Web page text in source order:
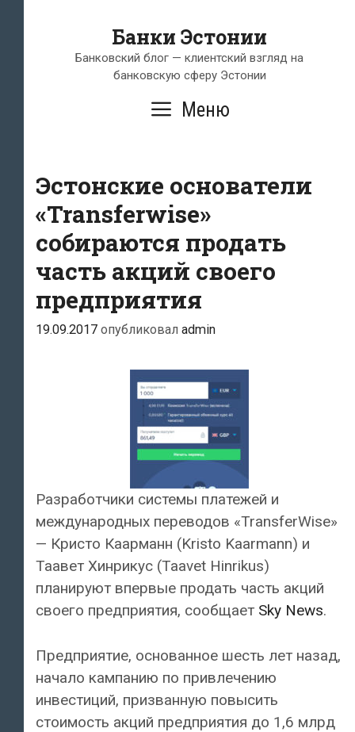
Банки Эстонии
Банковский блог — клиентский взгляд на
банковскую сферу Эстонии
Меню
Эстонские основатели
«Transferwise»
собираются продать
часть акций своего
предприятия
19.09.2017 опубликовал admin
Разработчики системы платежей и
международных переводов «TransferWise»
— Кристо Кaaрманн (Kristo Kaarmann) и
Таавет Хинрикус (Taavet Hinrikus)
планируют впервые продать часть акций
своего предприятия, сообщает Sky News.
Предприятие, основанное шесть лет назад,
начало кампанию по привлечению
инвестиций, призванную повысить
стоимость акций предприятия до 1,6 млрд